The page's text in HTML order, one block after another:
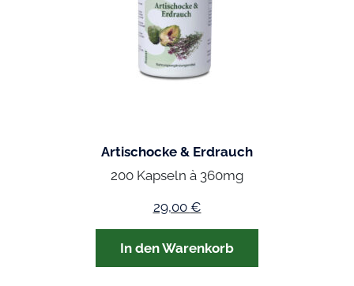
Artischocke & Erdrauch
200 Kapseln à 360mg
29,00 €
In den Warenkorb